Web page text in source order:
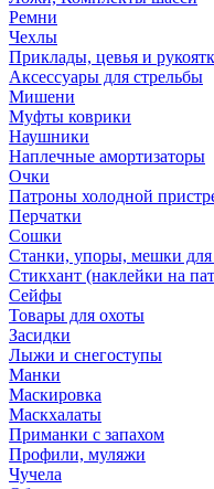
Ремни
Чехлы
Приклады, цевья и
Аксессуары для стрельбы
Мишени
Муфты коврики
Наушники
Наплечные амортизаторы
Очки
Патроны холодной
Перчатки
Сошки
Станки, упоры, мешки для
Стикхант (наклейки на
Сейфы
Товары для охоты
Засидки
Лыжи и снегоступы
Манки
Маскировка
Маскхалаты
Приманки с запахом
Профили, муляжи
Чучела